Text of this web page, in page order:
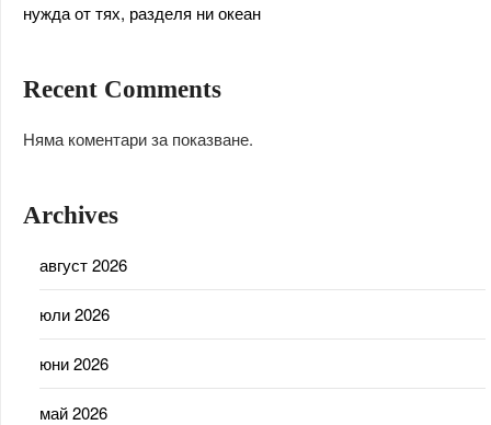
нужда от тях, разделя ни океан
Recent Comments
Няма коментари за показване.
Archives
август 2026
юли 2026
юни 2026
май 2026